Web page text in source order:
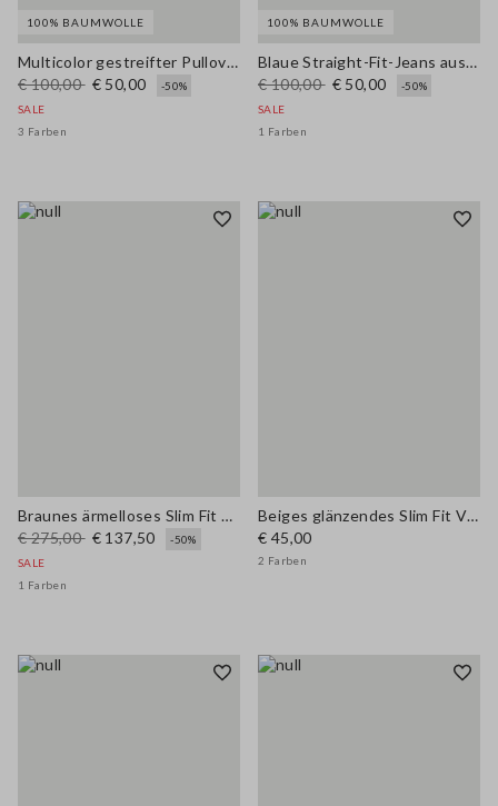
100% BAUMWOLLE
Multicolor gestreifter Pullover aus reiner Baumwolle mit Polokragen, Regular Fit
€ 100,00 € 50,00
-50%
SALE
3 Farben
100% BAUMWOLLE
Blaue Straight-Fit-Jeans aus reiner Baumwolle
€ 100,00 € 50,00
-50%
SALE
1 Farben
Braunes ärmelloses Slim Fit Kleid aus echtem Leder mit V-Ausschnitt
€ 275,00 € 137,50
-50%
SALE
1 Farben
Beiges glänzendes Slim Fit Viskose-Mix-Trägertop
€ 45,00
2 Farben